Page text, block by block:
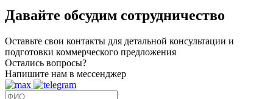
Давайте обсудим сотрудничество
Оставьте свои контакты для детальной консультации и
подготовки коммерческого предложения
Остались вопросы?
Напишите нам в мессенджер